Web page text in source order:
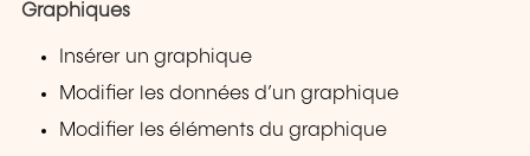
Graphiques
Insérer un graphique
Modifier les données d’un graphique
Modifier les éléments du graphique